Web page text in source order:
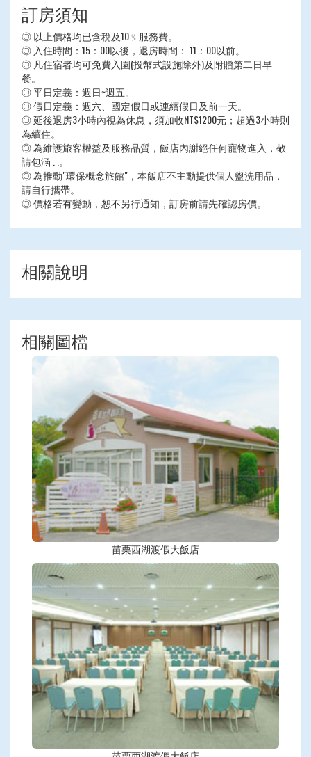
訂房須知
◎ 以上價格均已含稅及10﹪服務費。
◎ 入住時間：15：00以後，退房時間： 11：00以前。
◎ 凡住宿者均可免費入園(投幣式設施除外)及附贈第二日早
餐。
◎ 平日定義：週日~週五。
◎ 假日定義：週六、國定假日或連續假日及前一天。
◎ 延後退房3小時內視為休息，須加收NT$1200元；超過3小時則
為續住。
◎ 為維護旅客權益及服務品質，飯店內謝絕任何寵物進入，敬
請包涵 . .。
◎ 為推動"環保概念旅館"，本飯店不主動提供個人盥洗用品，
請自行攜帶。
◎ 價格若有變動，恕不另行通知，訂房前請先確認房價。
相關說明
相關圖檔
苗栗西湖渡假大飯店